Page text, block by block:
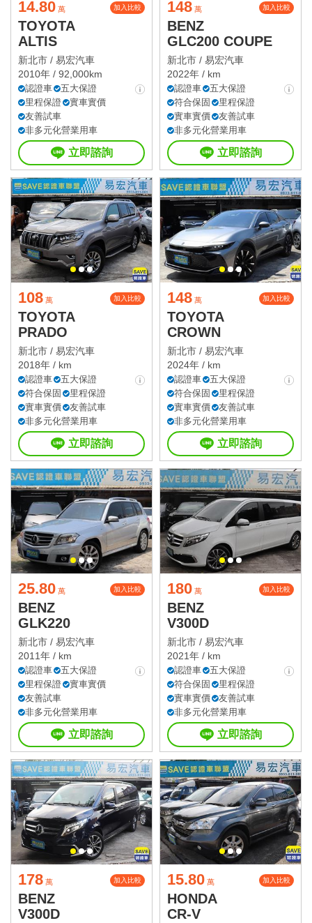
14.80 萬 加入比較
TOYOTA
ALTIS
新北市 / 易宏汽車
2010年 / 92,000km
認證車
五大保證
里程保證
實車實價
友善試車
非多元化營業用車
立即諮詢
148 萬 加入比較
BENZ
GLC200 COUPE
新北市 / 易宏汽車
2022年 / km
認證車
五大保證
符合保固
里程保證
實車實價
友善試車
非多元化營業用車
立即諮詢
108 萬 加入比較
TOYOTA
PRADO
新北市 / 易宏汽車
2018年 / km
認證車
五大保證
符合保固
里程保證
實車實價
友善試車
非多元化營業用車
立即諮詢
148 萬 加入比較
TOYOTA
CROWN
新北市 / 易宏汽車
2024年 / km
認證車
五大保證
符合保固
里程保證
實車實價
友善試車
非多元化營業用車
立即諮詢
25.80 萬 加入比較
BENZ
GLK220
新北市 / 易宏汽車
2011年 / km
認證車
五大保證
里程保證
實車實價
友善試車
非多元化營業用車
立即諮詢
180 萬 加入比較
BENZ
V300D
新北市 / 易宏汽車
2021年 / km
認證車
五大保證
符合保固
里程保證
實車實價
友善試車
非多元化營業用車
立即諮詢
178 萬 加入比較
BENZ
V300D
15.80 萬 加入比較
HONDA
CR-V